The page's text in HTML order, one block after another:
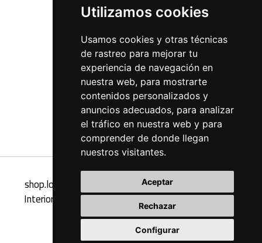
Utilizamos cookies
Usamos cookies y otras técnicas
de rastreo para mejorar tu
experiencia de navegación en
nuestra web, para mostrarte
contenidos personalizados y
anuncios adecuados, para analizar
el tráfico en nuestra web y para
comprender de donde llegan
nuestros visitantes.
Aceptar
Rechazar
Configurar
shop.loft47interiorismo.com - Tienda Online Loft47
Interiorismo, muebles y complementos de diseño de
interiores